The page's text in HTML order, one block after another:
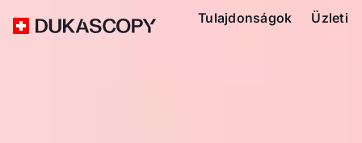
Tulajdonságok Üzleti